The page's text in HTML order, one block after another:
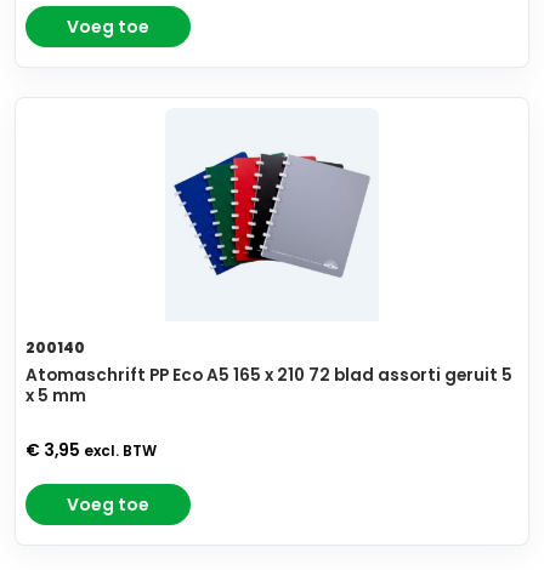
Voeg toe
200140
Atomaschrift PP Eco A5 165 x 210 72 blad assorti geruit 5
x 5 mm
€ 3,95 excl. BTW
Voeg toe